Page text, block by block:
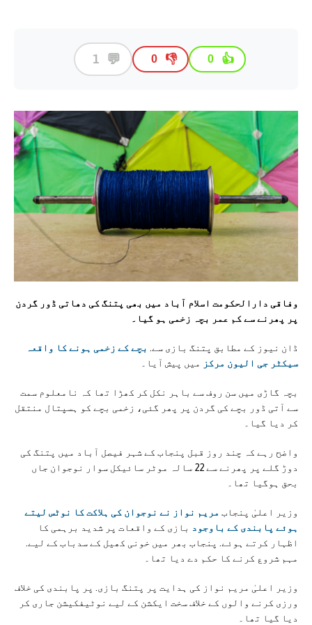
👍
0
👎
0
💬
1
وفاقی دارالحکومت اسلام آباد میں بھی پتنگ کی دھاتی ڈور گردن
پر پھرنے سے کم عمر بچہ زخمی ہو گیا۔
ڈان نیوز کے مطابق پتنگ بازی سے.
بچے کے زخمی ہونے کا واقعہ
سیکٹر جی الیون مرکز میں پیش آیا۔
بچہ گاڑی میں سن روف سے باہر نکل کر کھڑا تھا کہ نامعلوم سمت
سے آتی ڈور بچے کی گردن پر پھر گئی، زخمی بچے کو ہسپتال منتقل
کر دیا گیا۔
واضح رہے کہ چند روز قبل پنجاب کے شہر فیصل آباد میں پتنگ کی
دوڑ گلے پر پھرنے سے 22 سالہ موٹر سائیکل سوار نوجوان جاں
بحق ہوگیا تھا۔
وزیر اعلیٰ پنجاب مریم نواز نے نوجوان کی ہلاکت کا نوٹس لیتے
ہوئے پابندی کے باوجود بازی کے واقعات پر شدید برہمی کا
اظہار کرتے ہوئے. پنجاب بھر میں خونی کھیل کے سدباب کے لیے.
مہم شروع کرنے کا حکم دے دیا تھا۔
وزیر اعلیٰ مریم نواز کی ہدایت پر پتنگ بازی. پر پابندی کی خلاف
ورزی کرنے والوں کے خلاف سخت ایکشن کے لیے نوٹیفکیشن جاری کر
دیا گیا تھا۔